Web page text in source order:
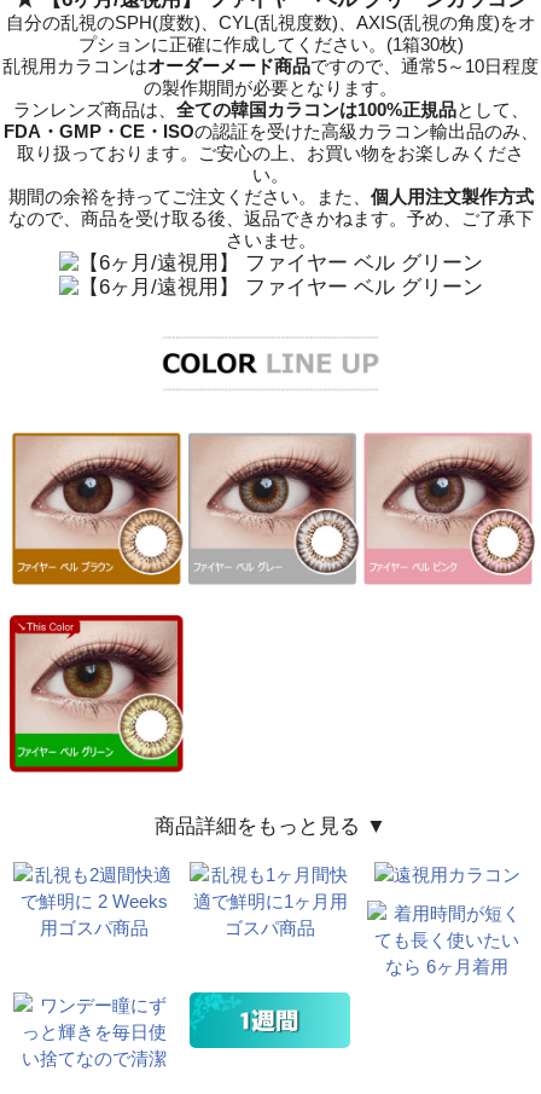
自分の乱視のSPH(度数)、CYL(乱視度数)、AXIS(乱視の角度)をオ
プションに正確に作成してください。(1箱30枚)
乱視用カラコンはオーダーメード商品ですので、 通常5～10日程度
の製作期間が必要となります。
ランレンズ商品は、 全ての韓国カラコンは100%正規品として、
FDA・GMP・CE・ISOの認証を受けた高級カラコン輸出品のみ、
取り扱っております。ご安心の上、お買い物をお楽しみくださ
い。
期間の余裕を持ってご注文ください。また、 個人用注文製作方式
なので、商品を受け取る後、返品できかねます。予め、ご了承下
さいませ。
商品詳細をもっと見る ▼